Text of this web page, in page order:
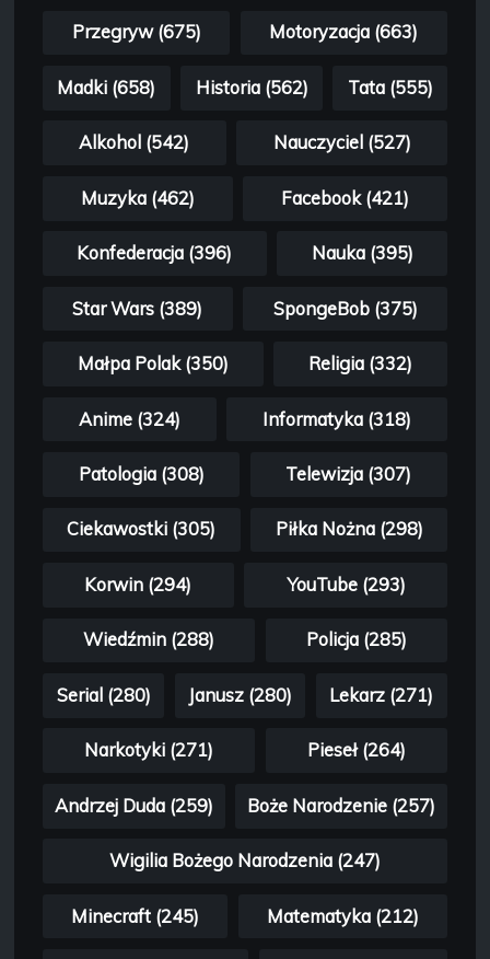
Przegryw (675) Motoryzacja (663)
Madki (658) Historia (562) Tata (555)
Alkohol (542) Nauczyciel (527)
Muzyka (462) Facebook (421)
Konfederacja (396) Nauka (395)
Star Wars (389) SpongeBob (375)
Małpa Polak (350) Religia (332)
Anime (324) Informatyka (318)
Patologia (308) Telewizja (307)
Ciekawostki (305) Piłka Nożna (298)
Korwin (294) YouTube (293)
Wiedźmin (288) Policja (285)
Serial (280) Janusz (280) Lekarz (271)
Narkotyki (271) Pieseł (264)
Andrzej Duda (259) Boże Narodzenie (257)
Wigilia Bożego Narodzenia (247)
Minecraft (245) Matematyka (212)